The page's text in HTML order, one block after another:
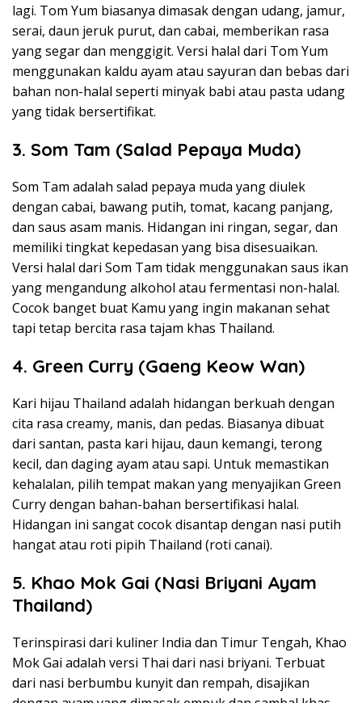
lagi. Tom Yum biasanya dimasak dengan udang, jamur,
serai, daun jeruk purut, dan cabai, memberikan rasa
yang segar dan menggigit. Versi halal dari Tom Yum
menggunakan kaldu ayam atau sayuran dan bebas dari
bahan non-halal seperti minyak babi atau pasta udang
yang tidak bersertifikat.
3. Som Tam (Salad Pepaya Muda)
Som Tam adalah salad pepaya muda yang diulek
dengan cabai, bawang putih, tomat, kacang panjang,
dan saus asam manis. Hidangan ini ringan, segar, dan
memiliki tingkat kepedasan yang bisa disesuaikan.
Versi halal dari Som Tam tidak menggunakan saus ikan
yang mengandung alkohol atau fermentasi non-halal.
Cocok banget buat Kamu yang ingin makanan sehat
tapi tetap bercita rasa tajam khas Thailand.
4. Green Curry (Gaeng Keow Wan)
Kari hijau Thailand adalah hidangan berkuah dengan
cita rasa creamy, manis, dan pedas. Biasanya dibuat
dari santan, pasta kari hijau, daun kemangi, terong
kecil, dan daging ayam atau sapi. Untuk memastikan
kehalalan, pilih tempat makan yang menyajikan Green
Curry dengan bahan-bahan bersertifikasi halal.
Hidangan ini sangat cocok disantap dengan nasi putih
hangat atau roti pipih Thailand (roti canai).
5. Khao Mok Gai (Nasi Briyani Ayam
Thailand)
Terinspirasi dari kuliner India dan Timur Tengah, Khao
Mok Gai adalah versi Thai dari nasi briyani. Terbuat
dari nasi berbumbu kunyit dan rempah, disajikan